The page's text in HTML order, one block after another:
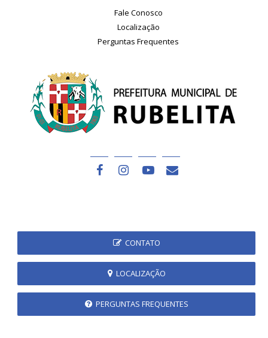
Fale Conosco
Localização
Perguntas Frequentes
CONTATO
LOCALIZAÇÃO
PERGUNTAS FREQUENTES